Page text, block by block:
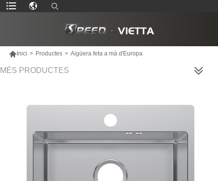
Inici > Productes > Aigüera feta a mà d'Europa
MÉS PRODUCTES